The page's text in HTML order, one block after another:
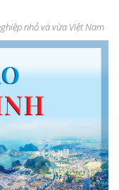
nhỏ và vừa Việt Nam